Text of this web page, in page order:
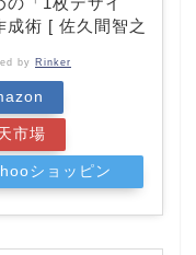
成術 [ 佐久間智之
by Rinker
市場
ショッピン